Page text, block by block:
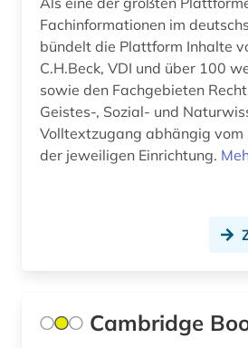
Fachinformationen im
bündelt die Plattform Inhalte
C.H.Beck, VDI und über 100
sowie den Fachgebieten
Geistes-, Sozial- und
Volltextzugang abhängig vom
der jeweiligen Einrichtung.
Cambridge